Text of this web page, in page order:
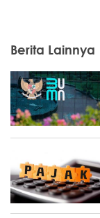
Berita Lainnya